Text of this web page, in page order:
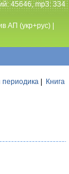
45646, mp3: 334
АП (укр+рус)
периодика
Книга